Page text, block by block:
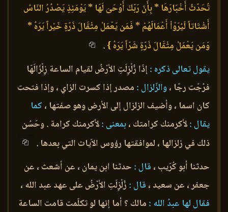
تُحَدّثُ أَخْبَارَهَا * بِأَنّ رَبّكَ أَوْحَىَ لَهَا * يَوْمَئِذٍ يَصْدُرُ النّاسُ
أَشْتَاتاً لّيُرَوْاْ أَعْمَالَهُمْ * فَمَن يَعْمَلْ مِثْقَالَ ذَرّةٍ خَيْراً يَرَهُ *
وَمَن يَعْمَلْ مِثْقَالَ ذَرّةٍ شَرّاً يَرَهُ }.
يقول تعالى ذكره :إذَا زُلْزِلَتِ الأرْضُ لقيام الساعة زِلْزَالَهَا
فرُجّت رجّا ،والزّلزال : مصدر إذا كسرت الزاي ، وإذا فتحت
كان اسما ، وأضيف الزلزال إلى الأرض وهو صفتها ، كما
يقال :لأكرمنك كرامتك ،بمعنى :لأكرمنك كرامة . وحَسُن
ذلك في زلزالها ، لموافقتها رؤوس الاَيات التي بعدها .
حدثنا أبو كُرَيب ، قال : حدثنا ابن يمان ، عن أشعث ، عن
جعفر ، عن سعيد ، قال : زُلْزِلَتِ الأرْضُ على عهد عبد الله ،
فقال لها عبدُ الله : مالك ؟ أما إنها لو تكلّمت قامت الساعة